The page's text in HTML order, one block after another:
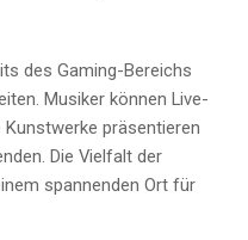
des Gaming-Bereichs
Musiker können Live-
präsentieren
Die Vielfalt der
spannenden Ort für